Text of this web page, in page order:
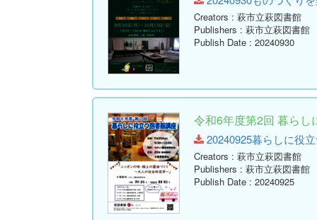
Creators : 萩市立萩図書館
Publishers : 萩市立萩図書館
Publish Date : 20240930
令和6年度第2回 暮らし
20240925暮らしに役
Creators : 萩市立萩図書館
Publishers : 萩市立萩図書館
Publish Date : 20240925